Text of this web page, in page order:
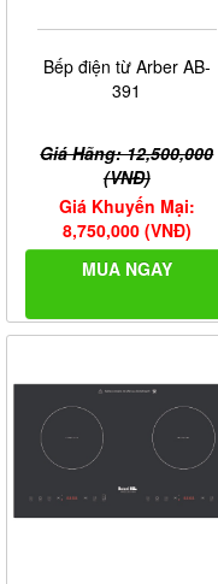
Bếp điện từ Arber AB-
391
Giá Hãng: 12,500,000
(VNĐ)
Giá Khuyến Mại:
8,750,000 (VNĐ)
MUA NGAY